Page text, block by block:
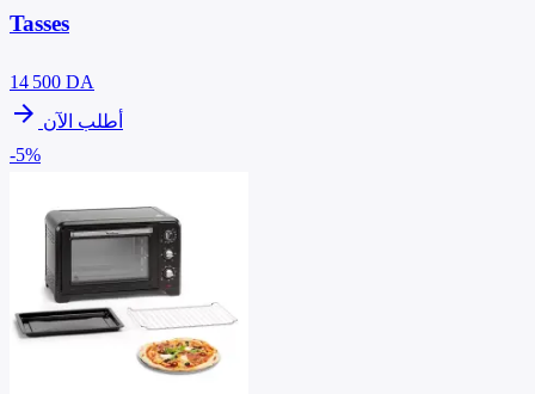
Tasses
14 500 DA
arrow_forward أطلب الآن
-5%